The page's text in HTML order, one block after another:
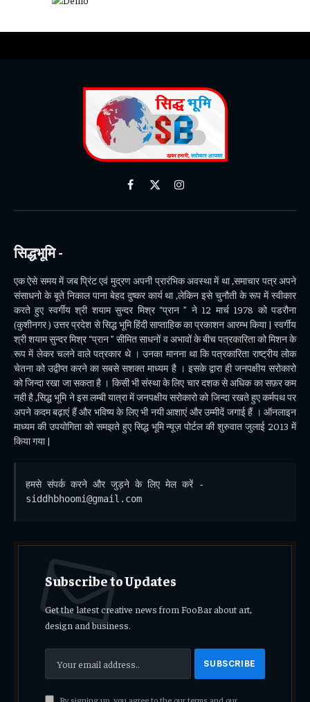
Facebook
X
Instagram
सिद्धभूमि -
एक ऐसे समय में जब प्रिंट एवं मुद्रण अपनी प्रारंभिक अवस्था में था ,समाचार पत्र अपने
संसाधनो के बूते निकाल पाना बेहद दुष्कर कार्य था ,लेकिन इसे चुनौती के रूप में स्वीकार
करते हुए स्वर्गीय श्री शयाम सुन्दर मिश्र “प्रान ” ने 12 मार्च 1978 को पडरौना
(कुशीनगर ) उत्तर प्रदेश से सिद्ध भूमि हिंदी साप्ताहिक का प्रकाशन आरम्भ किया | स्वर्गीय
श्री शयाम सुन्दर मिश्र “प्रान ” सीमित साधनों व अभावों के बीच पत्रकारिता को मिशन के
रूप में लेकर चलने वाले पत्रकार थे । उनका मानना था कि पत्रकारिता राष्ट्रीय लोक
चेतना को उद्वीप्त करने का सबसे सशक्त माध्यम है । इसके द्वारा ही जनपक्षीय सरोकारो
को जिन्दा रखा जा सकता है । किसी भी संस्था के लिए चार दशक से अधिक का सफ़र कम
नही है ,सिद्ध भूमि ने इस लम्बी यात्रा में जनपक्षीय सरोकारो को जिन्दा रखते हुए कर्मपथ पर
अपने कदम बढ़ाएं हैं और भविष्य के लिए भी नयी आशाएं और उम्मीदें जगाई हैं । ऑनलाइन
माध्यम की उपयोगिता को समझते हुए सिद्ध भूमि न्यूज़ पोर्टल की शुरुवात जुलाई 2013 में
किया गया |
हमसे संपर्क करने और जुड़ने के लिए मेल करें -
siddhbhoomi@gmail.com
Subscribe to Updates
Get the latest creative news from FooBar about art,
design and business.